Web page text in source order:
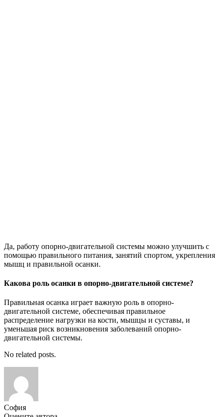
Да, работу опорно-двигательной системы можно улучшить с
помощью правильного питания, занятий спортом, укрепления
мышц и правильной осанки.
Какова роль осанки в опорно-двигательной системе?
Правильная осанка играет важную роль в опорно-
двигательной системе, обеспечивая правильное
распределение нагрузки на кости, мышцы и суставы, и
уменьшая риск возникновения заболеваний опорно-
двигательной системы.
No related posts.
София